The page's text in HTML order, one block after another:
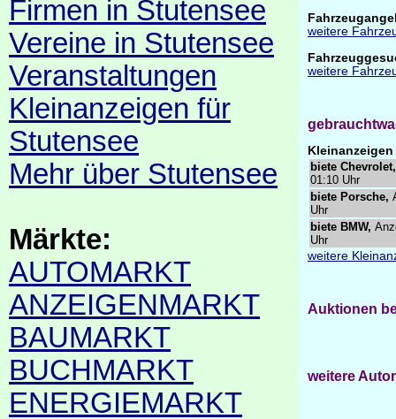
Firmen in Stutensee
Vereine in Stutensee
Veranstaltungen
Kleinanzeigen für
Stutensee
Mehr über Stutensee
Märkte:
AUTOMARKT
ANZEIGENMARKT
BAUMARKT
BUCHMARKT
ENERGIEMARKT
weitere
weitere
biete Chevrolet,
01:10 Uhr
biete Porsche,
Uhr
biete BMW,
Uhr
weitere
Auktionen
weitere